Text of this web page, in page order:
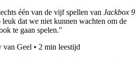
één van de vijf spellen van Jackbox 9
leuk dat we niet kunnen wachten om de
te gaan spelen."
van Geel • 2 min leestijd